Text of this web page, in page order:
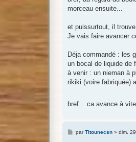
morceau ensuite...
et puissurtout, il
Je vais faire avancer
Déja commandé : les
un bocal de liquide de
à venir : un nieman à
rikiki (voire fabriquée)
bref... ca avance à
MparTitounecsn» dim.